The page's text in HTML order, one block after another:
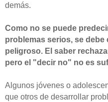
demás.
Como no se puede
problemas serios, se
peligroso. El saber
pero el "decir no" no es
Algunos jóvenes o
que otros de desarrollar